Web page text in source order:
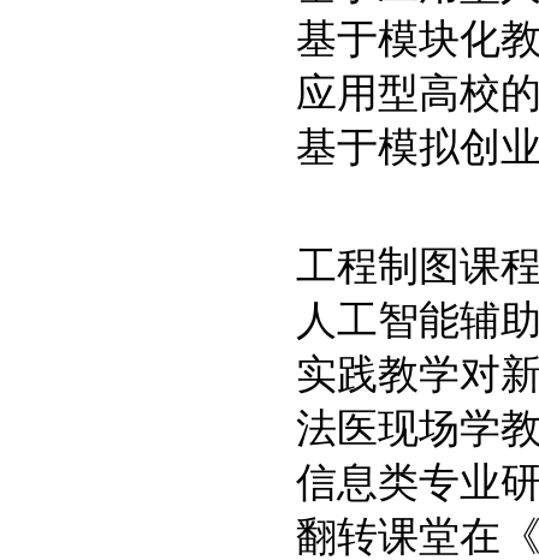
基于模块化
应用型高校
基于模拟创
工程制图课
人工智能辅
实践教学对
法医现场学
信息类专业
翻转课堂在